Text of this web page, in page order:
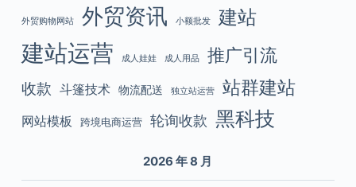
外贸购物网站 外贸资讯 小额批发 建站
建站运营 成人娃娃 成人用品 推广引流
收款 斗篷技术 物流配送 独立站运营 站群建站
网站模板 跨境电商运营 轮询收款 黑科技
2026 年 8 月